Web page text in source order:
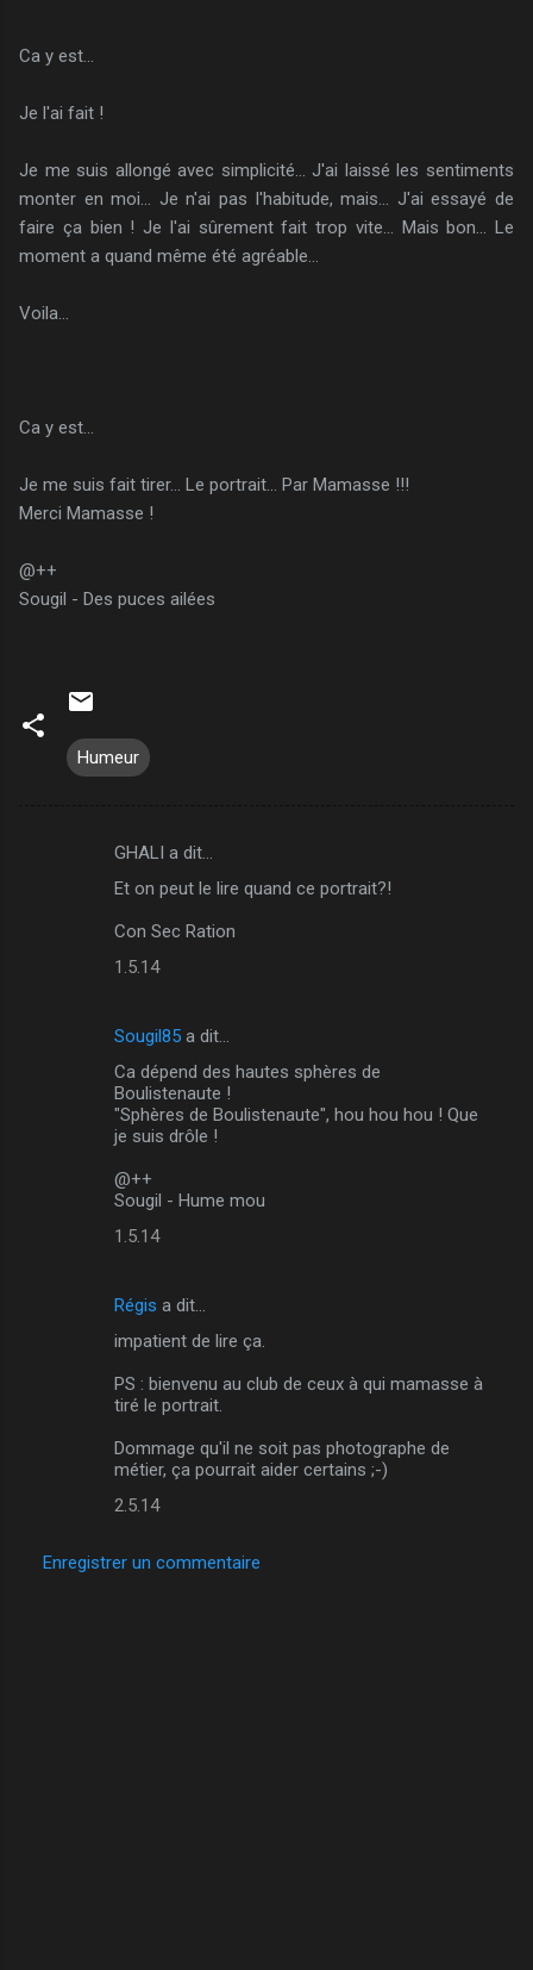
Ca y est...
Je l'ai fait !
Je me suis allongé avec simplicité... J'ai laissé les sentiments
monter en moi... Je n'ai pas l'habitude, mais... J'ai essayé de
faire ça bien ! Je l'ai sûrement fait trop vite... Mais bon... Le
moment a quand même été agréable...
Voila...
Ca y est...
Je me suis fait tirer... Le portrait... Par Mamasse !!!
Merci Mamasse !
@++
Sougil - Des puces ailées
Humeur
GHALI a dit…
Et on peut le lire quand ce portrait?!
Con Sec Ration
1.5.14
Sougil85 a dit…
Ca dépend des hautes sphères de
Boulistenaute !
"Sphères de Boulistenaute", hou hou hou ! Que
je suis drôle !
@++
Sougil - Hume mou
1.5.14
Régis a dit…
impatient de lire ça.
PS : bienvenu au club de ceux à qui mamasse à
tiré le portrait.
Dommage qu'il ne soit pas photographe de
métier, ça pourrait aider certains ;-)
2.5.14
Enregistrer un commentaire